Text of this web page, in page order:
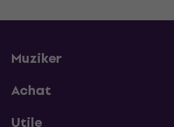
Muziker
Achat
Utile